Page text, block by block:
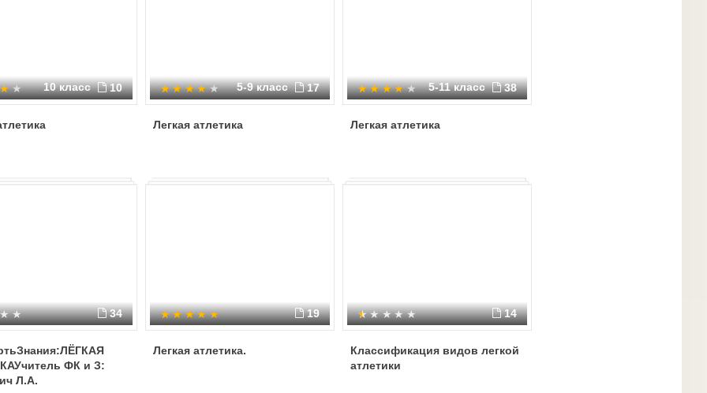
10 класс 10 5-9 класс 17
Легкая атлетика
5-11 класс 38
Легкая атлетика
34
ФК и З:
Л.А.
19
Легкая атлетика.
14
Классификация видов легкой
атлетики